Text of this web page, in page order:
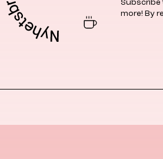
Subscribe
more! By